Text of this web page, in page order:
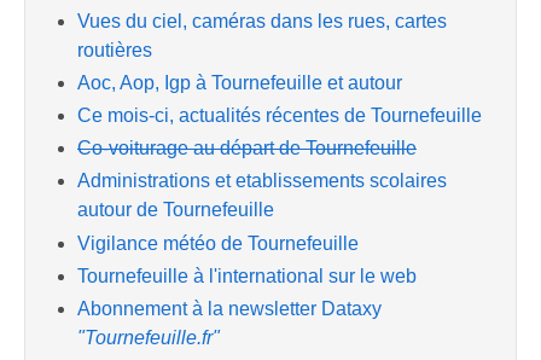
Vues du ciel, caméras dans les rues, cartes
routières
Aoc, Aop, Igp à Tournefeuille et autour
Ce mois-ci, actualités récentes de Tournefeuille
Co-voiturage au départ de Tournefeuille
Administrations et etablissements scolaires
autour de Tournefeuille
Vigilance météo de Tournefeuille
Tournefeuille à l'international sur le web
Abonnement à la newsletter Dataxy
"Tournefeuille.fr"